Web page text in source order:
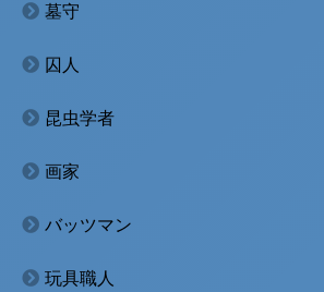
墓守
囚人
昆虫学者
画家
バッツマン
玩具職人